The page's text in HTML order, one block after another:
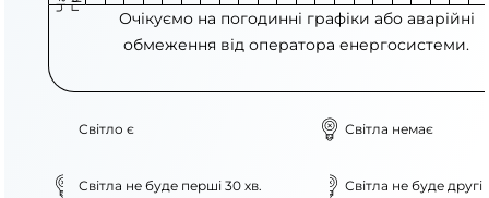
Очікуємо на погодинні графіки або аварійні
обмеження від оператора енергосистеми.
Світло є Світла немає
Світла не буде перші 30 хв. Світла не буде другі